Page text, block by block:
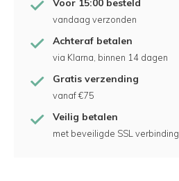
Voor 15:00 besteld
vandaag verzonden
Achteraf betalen
via Klarna, binnen 14 dagen
Gratis verzending
vanaf €75
Veilig betalen
met beveiligde SSL verbinding